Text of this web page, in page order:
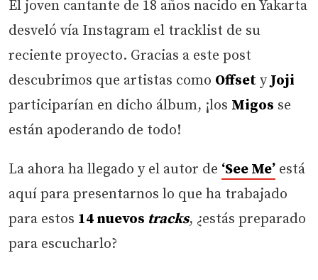
El joven cantante de 18 años nacido en Yakarta
desveló vía Instagram el tracklist de su
reciente proyecto. Gracias a este post
descubrimos que artistas como Offset y Joji
participarían en dicho álbum, ¡los Migos se
están apoderando de todo!
La ahora ha llegado y el autor de ‘See Me’ está
aquí para presentarnos lo que ha trabajado
para estos 14 nuevos tracks, ¿estás preparado
para escucharlo?